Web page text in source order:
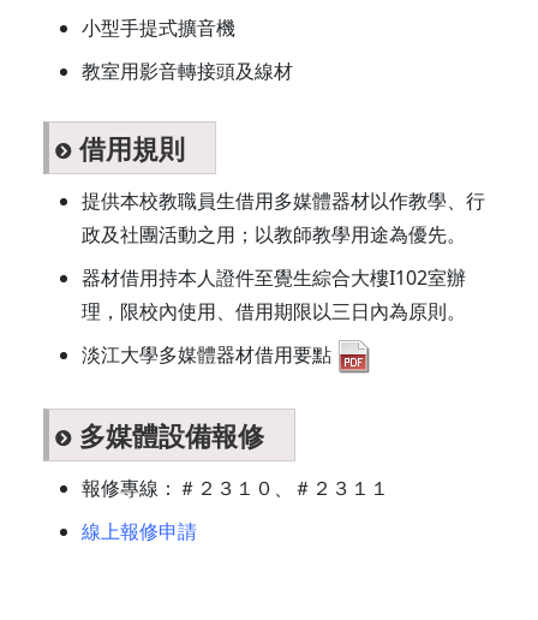
小型手提式擴音機
教室用影音轉接頭及線材
借用規則
提供本校教職員生借用多媒體器材以作教學、行
政及社團活動之用；以教師教學用途為優先。
器材借用持本人證件至覺生綜合大樓I102室辦
理，限校內使用、借用期限以三日內為原則。
淡江大學多媒體器材借用要點
多媒體設備報修
報修專線：＃２３１０、＃２３１１
線上報修申請